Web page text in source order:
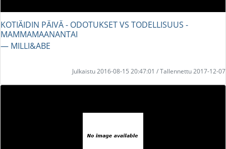
KOTIÄIDIN PÄIVÄ - ODOTUKSET VS TODELLISUUS -
MAMMAMAANANTAI
― MILLI&ABE
Julkaistu 2016-08-15 20:47:01 / Tallennettu 2017-12-07